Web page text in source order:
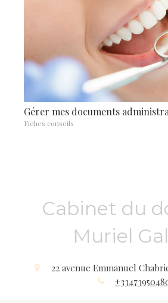
Gérer mes documents
Fiches conseils
Cabinet du
Muriel
22 avenue Emmanuel